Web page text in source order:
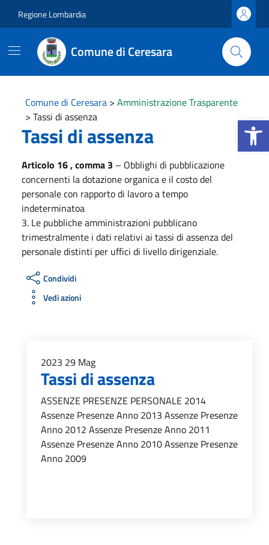
Apri la
Regione Lombardia
Comune di Ceresara
Comune di Ceresara > Amministrazione Trasparente
> Tassi di assenza
Tassi di assenza
Articolo 16 , comma 3 – Obblighi di pubblicazione
concernenti la dotazione organica e il costo del
personale con rapporto di lavoro a tempo
indeterminatoa
3. Le pubbliche amministrazioni pubblicano
trimestralmente i dati relativi ai tassi di assenza del
personale distinti per uffici di livello dirigenziale.
Condividi
Vedi azioni
2023 29 Mag
Tassi di assenza
ASSENZE PRESENZE PERSONALE 2014
Assenze Presenze Anno 2013 Assenze Presenze
Anno 2012 Assenze Presenze Anno 2011
Assenze Presenze Anno 2010 Assenze Presenze
Anno 2009